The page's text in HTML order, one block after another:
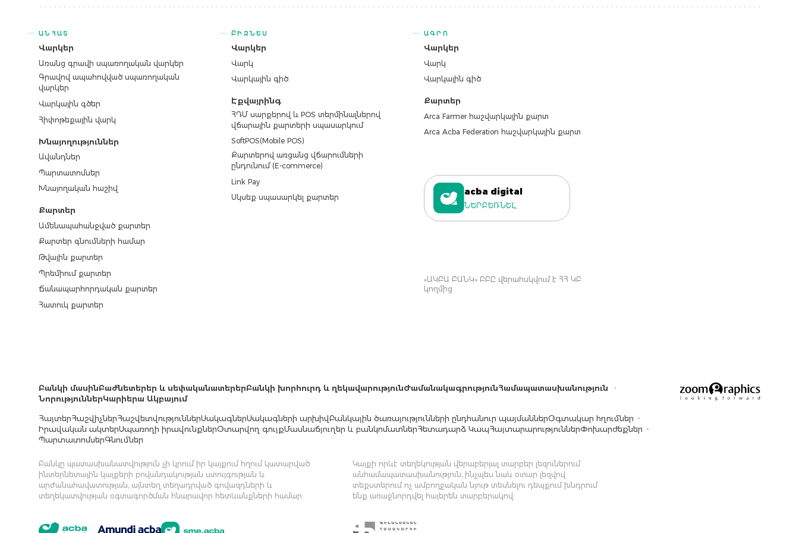
ԱՆՀԱՏ
Վարկեր
Առանց գրավի սպառողական վարկեր
Գրավով ապահովված սպառողական
վարկեր
Վարկային գծեր
Հիփոթեքային վարկ
Խնայողություններ
Ավանդներ
Պարտատոմսեր
Խնայողական հաշիվ
Քարտեր
Ամենապահանջված քարտեր
Քարտեր գնումների համար
Թվային քարտեր
Պրեմիում քարտեր
Ճանապարհորդական քարտեր
Հատուկ քարտեր
ԲԻԶՆԵՍ
Վարկեր
Վարկ
Վարկային գիծ
Էքվայրինգ
ՀԴՄ սարքերով և POS տերմինալներով
վճարային քարտերի սպասարկում
SoftPOS(Mobile POS)
Քարտերով առցանց վճարումների
ընդունում (E-commerce)
Link Pay
Սկսեք սպասարկել քարտեր
ԱԳՐՈ
Վարկեր
Վարկ
Վարկային գիծ
Քարտեր
Arca Farmer հաշվարկային քարտ
Arca Acba Federation հաշվարկային քարտ
acba digital
ՆԵՐԲԵՌՆԵԼ
«ԱԿԲԱ ԲԱՆԿ» ԲԲԸ վերահսկվում է ՀՀ ԿԲ
կողմից
Բանկի մասինԲաժնետերեր և սեփականատերերԲանկի խորհուրդ և ղեկավարությունԺամանակագրությունՀամապատասխանություն
ՆորություններԿարիերա Ակբայում
ՀայտերՀաշվիչներՀաշվետվություններՍակագներՍակագների արխիվԲանկային ծառայությունների ընդհանուր պայմաններՕգտակար հղումներ
Իրավական ակտերՍպառողի իրավունքներՕտարվող գույքՄասնաճյուղեր և բանկոմատներՀետադարձ ԿապՀայտարարություններՓոխարժեքներ
ՊարտատոմսերԳնումներ
Բանկը պատասխանատվություն չի կրում իր կայքում հղում կատարված
ինտերնետային կայքերի բովանդակության ստույգության և
արժանահավատության, այնտեղ տեղադրված գովազդների և
տեղեկատվության օգտագործման հնարավոր հետևանքների համար:
Կայքի որևէ տեղեկության վերաբերյալ տարբեր լեզուներում
անհամապատասխանություն, ինչպես նաև օտար լեզվով
տեքստերում ոչ ամբողջական նյութ տեսնելու դեպքում խնդրում
ենք առաջնորդվել հայերեն տարբերակով։